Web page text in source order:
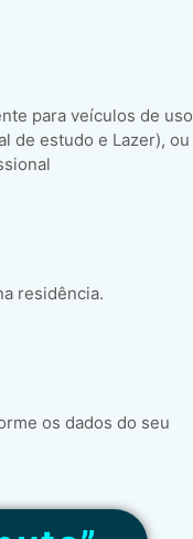
para veículos de uso
de estudo e Lazer), ou
residência.
os dados do seu